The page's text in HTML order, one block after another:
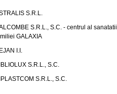
S.R.L.
S.R.L., S.C. - centrul al sanatatii
GALAXIA
I.I.
S.R.L., S.C.
S.R.L., S.C.